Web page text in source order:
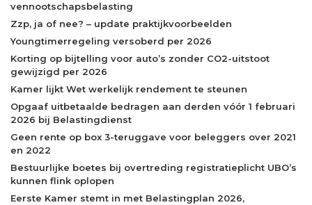
vennootschapsbelasting
Zzp, ja of nee? – update praktijkvoorbeelden
Youngtimerregeling versoberd per 2026
Korting op bijtelling voor auto’s zonder CO2-uitstoot
gewijzigd per 2026
Kamer lijkt Wet werkelijk rendement te steunen
Opgaaf uitbetaalde bedragen aan derden vóór 1 februari
2026 bij Belastingdienst
Geen rente op box 3-teruggave voor beleggers over 2021
en 2022
Bestuurlijke boetes bij overtreding registratieplicht UBO’s
kunnen flink oplopen
Eerste Kamer stemt in met Belastingplan 2026,